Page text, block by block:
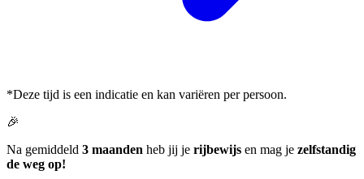
*Deze tijd is een indicatie en kan variëren per persoon.
🎉
Na gemiddeld 3 maanden heb jij je rijbewijs en mag je zelfstandig
de weg op!